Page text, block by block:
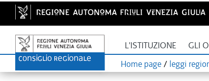
L'ISTITUZIONE GLI
Home page / leggi